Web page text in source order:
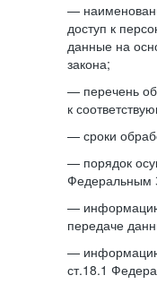
—
доступ к
данные на
закона;
— перечень
к
— сроки
— порядок
Федеральным
— информацию
передаче
— информацию
ст.18.1